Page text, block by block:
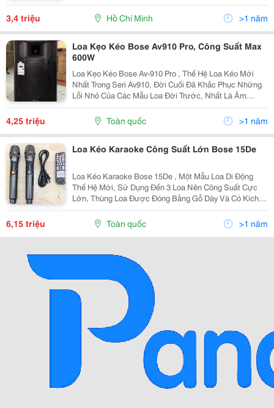
- 30%. ( Giá Đăng Trên Web Là Giá Tượng Trưng, Mọi
Người Muốn Xem Loa Thì Vào Website...
3,4 triệu Hồ Chí Minh >1 năm
Loa Kẹo Kéo Bose Av910 Pro, Công Suất Max
600W
Loa Kẹo Kéo Bose Av-910 Pro , Thế Hệ Loa Kéo Mới
Nhất Trong Seri Av910, Đời Cuối Đã Khắc Phục Những
Lỗi Nhỏ Của Các Mẫu Loa Đời Trước, Nhất Là Âm
Thanh Được Hoàn Thiện Hơn, Nghe Nhạc Đã Hơn, Hát
Karaoke Hay Hơn Nhưng Giá Lại Không Hề Tăng Mà
Còn Rất
4,25 triệu Toàn quốc >1 năm
Loa Kéo Karaoke Công Suất Lớn Bose 15De
Loa Kéo Karaoke Bose 15De , Một Mẫu Loa Di Động
Thế Hệ Mới, Sử Dụng Đến 3 Loa Nên Công Suất Cực
Lớn, Thùng Loa Được Đóng Bằng Gỗ Dày Và Có Kích
Thước Chiều Ngang Khoảng Gần 45Cm ( Nên Gọi
Chung Là Loa 4.5 Tấc) , Do Có Đầy Đủ Bass-Middle-
Treble Nên...
6,15 triệu Toàn quốc >1 năm